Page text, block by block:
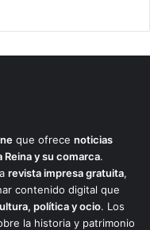
que ofrece noticias
Reina y su comarca.
revista impresa gratuita,
contenido digital que
política y ocio. Los
la historia y patrimonio